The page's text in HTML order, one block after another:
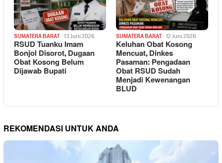
SUMATERA BARAT 13 Juni 2026
RSUD Tuanku Imam
Bonjol Disorot, Dugaan
Obat Kosong Belum
Dijawab Bupati
SUMATERA BARAT 12 Juni 2026
Keluhan Obat Kosong
Mencuat, Dinkes
Pasaman: Pengadaan
Obat RSUD Sudah
Menjadi Kewenangan
BLUD
REKOMENDASI UNTUK ANDA